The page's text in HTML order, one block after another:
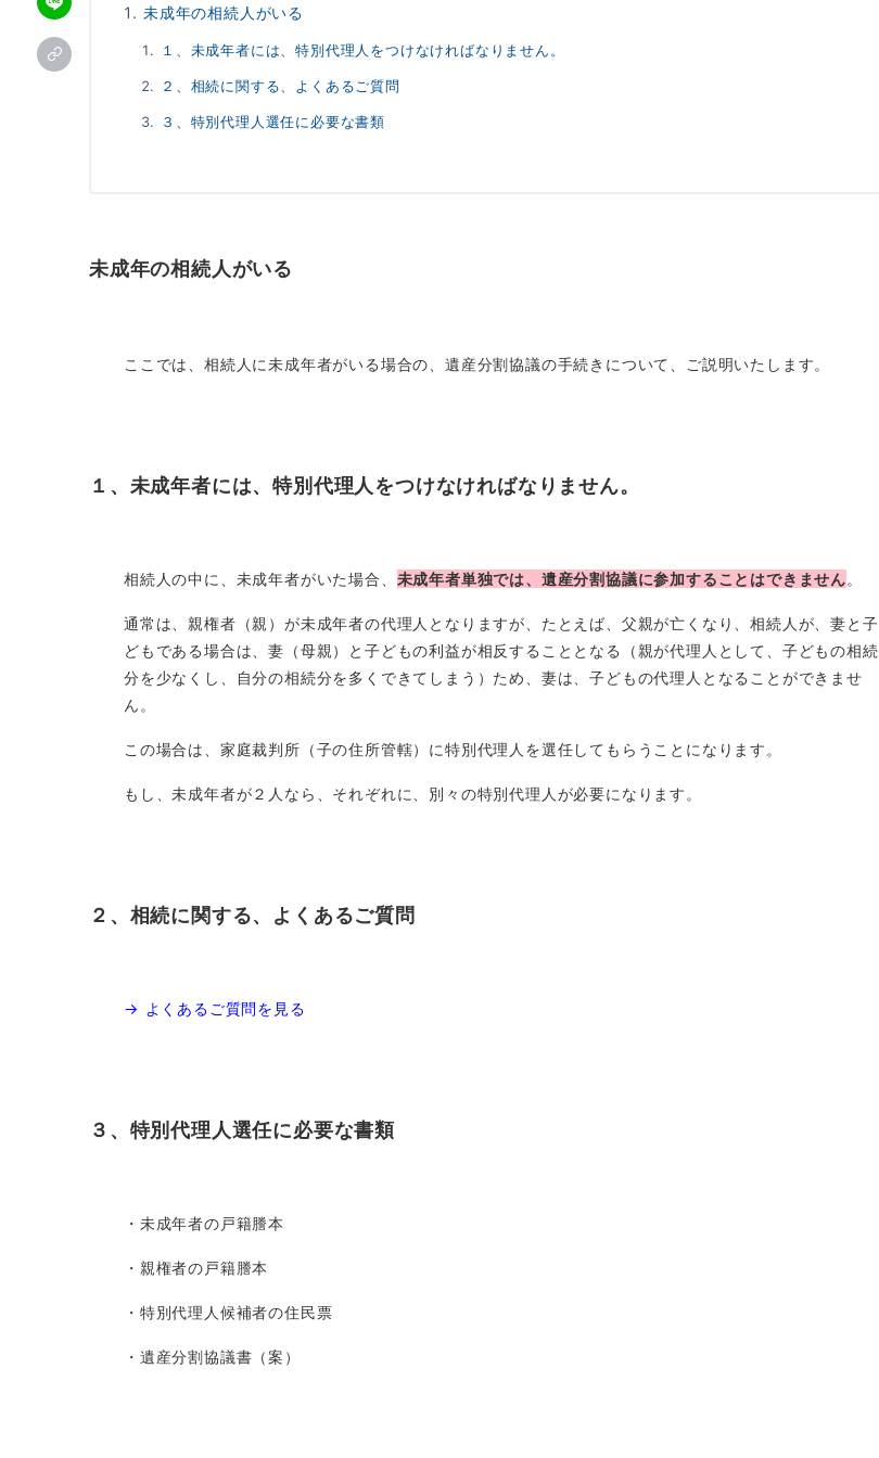
未成年の相続人がいる
１、未成年者には、特別代理人をつけなければなりません。
２、相続に関する、よくあるご質問
３、特別代理人選任に必要な書類
未成年の相続人がいる
ここでは、相続人に未成年者がいる場合の、遺産分割協議の手続きについて、ご説明いたします。
１、未成年者には、特別代理人をつけなければなりません。
相続人の中に、未成年者がいた場合、 未成年者単独では、遺産分割協議に参加することはできません。
通常は、親権者（親）が未成年者の代理人となりますが、たとえば、父親が亡くなり、相続人が、妻と子
どもである場合は、妻（母親）と子どもの利益が相反することとなる（親が代理人として、子どもの相続
分を少なくし、自分の相続分を多くできてしまう）ため、妻は、子どもの代理人となることができませ
ん。
この場合は、家庭裁判所（子の住所管轄）に特別代理人を選任してもらうことになります。
もし、未成年者が２人なら、それぞれに、別々の特別代理人が必要になります。
２、相続に関する、よくあるご質問
→ よくあるご質問を見る
３、特別代理人選任に必要な書類
・未成年者の戸籍謄本
・親権者の戸籍謄本
・特別代理人候補者の住民票
・遺産分割協議書（案）